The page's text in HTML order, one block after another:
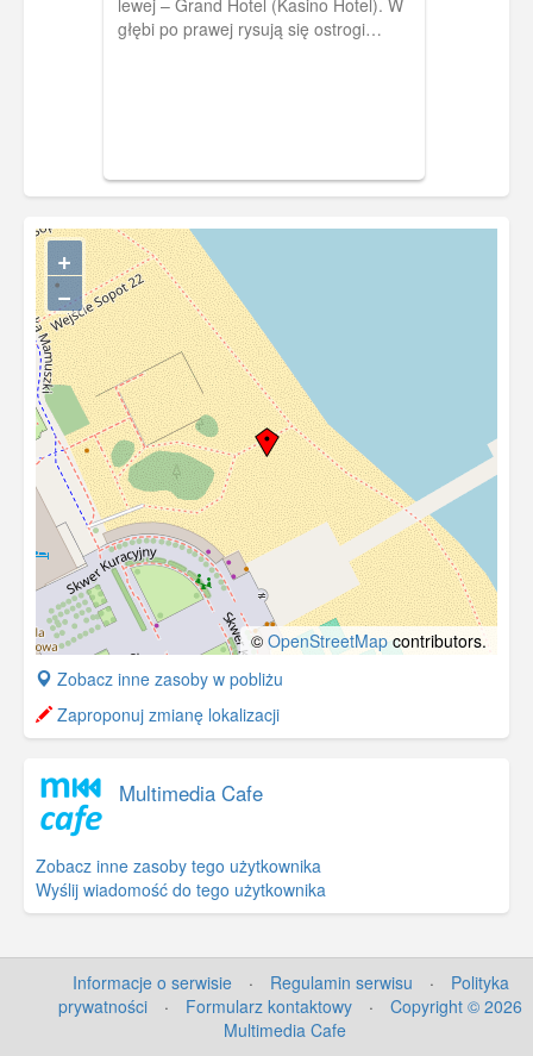
lewej – Grand Hotel (Kasino Hotel). W
głębi po prawej rysują się ostrogi
+
−
© OpenStreetMapcontributors.
+
−
Zobacz inne zasoby w pobliżu
Zaproponuj zmianę lokalizacji
Multimedia Cafe
Zobacz inne zasoby tego użytkownika
Wyślij wiadomość do tego użytkownika
Informacje o serwisie · Regulamin serwisu ·
Polityka
prywatności
· Formularz kontaktowy ·
Copyright © 2026
Multimedia Cafe